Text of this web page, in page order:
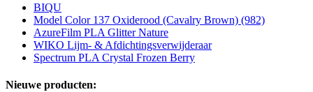
BIQU
Model Color 137 Oxiderood (Cavalry Brown) (982)
AzureFilm PLA Glitter Nature
WIKO Lijm- & Afdichtingsverwijderaar
Spectrum PLA Crystal Frozen Berry
Nieuwe producten: